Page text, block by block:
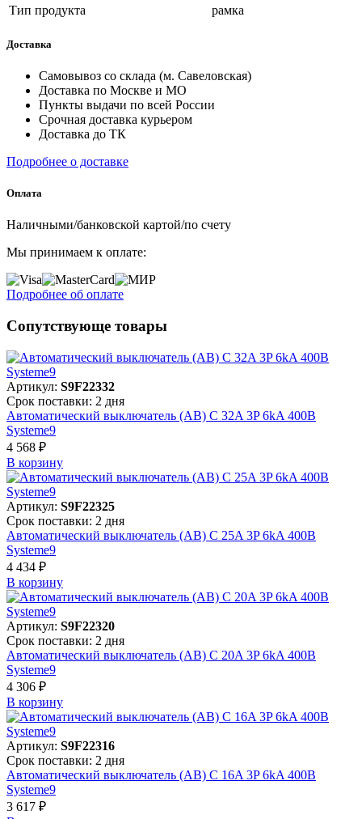
Тип продукта
рамка
Доставка
Самовывоз со склада (м. Савеловская)
Доставка по Москве и МО
Пункты выдачи по всей России
Срочная доставка курьером
Доставка до ТК
Подробнее о доставке
Оплата
Наличными/банковской картой/по счету
Мы принимаем к оплате:
Подробнее об оплате
Сопутствующе товары
Артикул: S9F22332
Срок поставки: 2 дня
Автоматический выключатель (АВ) C 32A 3P 6kA 400В
Systeme9
4 568 ₽
В корзинy
Артикул: S9F22325
Срок поставки: 2 дня
Автоматический выключатель (АВ) C 25A 3P 6kA 400В
Systeme9
4 434 ₽
В корзинy
Артикул: S9F22320
Срок поставки: 2 дня
Автоматический выключатель (АВ) C 20A 3P 6kA 400В
Systeme9
4 306 ₽
В корзинy
Артикул: S9F22316
Срок поставки: 2 дня
Автоматический выключатель (АВ) C 16A 3P 6kA 400В
Systeme9
3 617 ₽